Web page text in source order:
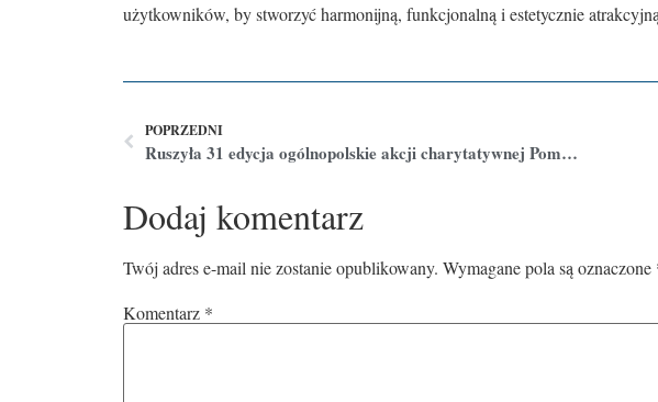
użytkowników, by stworzyć harmonijną, funkcjonalną i estetycznie
POPRZEDNI
Ruszyła 31 edycja ogólnopolskie akcji charytatywnej Pomóż Dzieciom Przetrwać Zimę w Lublinie
Dodaj komentarz
Twój adres e-mail nie zostanie opublikowany. Wymagane pola są oznaczone
Komentarz *